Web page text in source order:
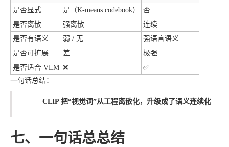
是否显式
是（K-means codebook）
否
是否离散
强离散
连续
是否有语义
弱 / 无
强语言语义
是否可扩展
差
极强
是否适合 VLM ❌
✅
一句话总结：
CLIP 把“视觉词”从工程离散化，升级成了语义连续化
七、一句话总总结